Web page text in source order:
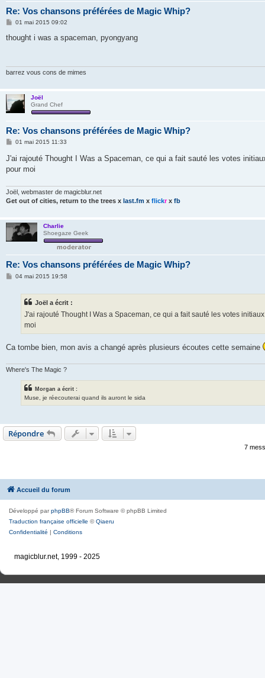
Re: Vos chansons préférées de Magic Whip?
M
s
01 mai 2015 09:02
thought i was a spaceman, pyongyang
barrez vous cons de mimes
Joël
Grand Chef
Re: Vos chansons préférées de Magic Whip?
M
s
s
a
01 mai 2015 11:33
J'ai rajouté Thought I Was a Spaceman, ce qui a fait sauté les votes
pour moi
Joël, webmaster de magicblur.net
Get out of cities, return to the trees x last.fm x flickrx fb
Charlie
Shoegaze Geek
Re: Vos chansons préférées de Magic Whip?
M04 mai 2015 19:58
Joël a écrit :
J'ai rajouté Thought I Was a Spaceman, ce qui a fait sauté les votes
moi
Ca tombe bien, mon avis a changé après plusieurs écoutes cette semaine
Where's The Magic ?
Morgan a écrit :
Muse, je réecouterai quand ils auront le sida
Répondre
7
Accueil du forum
Développé parphpBB® Forum Software © phpBB Limited
Traduction française officielle ©Qiaeru
Confidentialité | Conditions
magicblur.net, 1999 - 2025